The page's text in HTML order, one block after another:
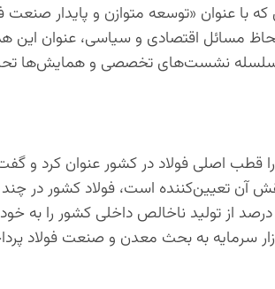
با عنوان «توسعه متوازن و پایدار صنعت
مسائل اقتصادی و سیاسی، عنوان این
نشست‌های تخصصی و همایش‌ها تحت
آن تعیین‌کننده است، فولاد کشور در
از تولید ناخالص داخلی کشور را به
۲۰ تا ۳۰ درصد از بازار سرمایه به بحث معدن و